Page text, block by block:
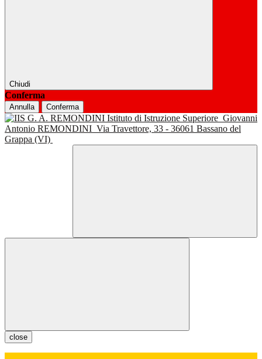
Chiudi
Conferma
Annulla Conferma
Istituto di Istruzione Superiore Giovanni
Antonio REMONDINI Via Travettore, 33 - 36061 Bassano del
Grappa (VI)
close